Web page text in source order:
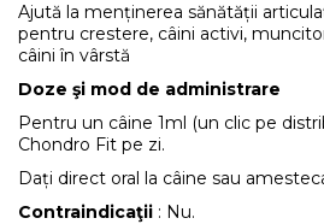
Ajută la menținerea sănătății
pentru crestere, câini activi,
câini în vârstă
Doze şi mod de administrare
Pentru un câine 1ml (un clic pe
Chondro Fit pe zi.
Dați direct oral la câine sau
Contraindicaţii : Nu.